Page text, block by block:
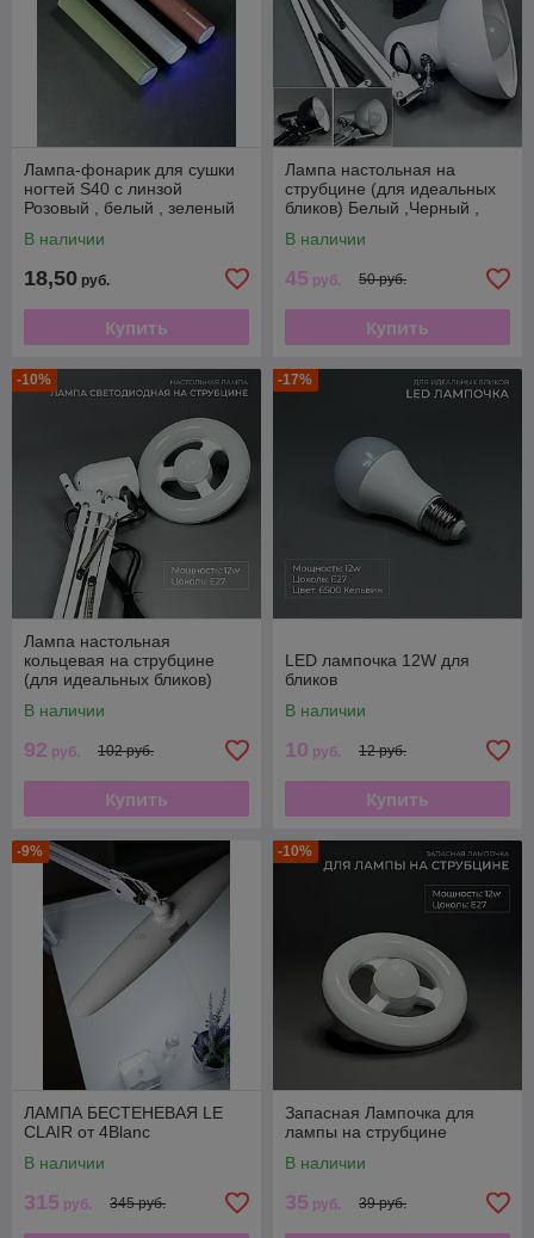
Лампа-фонарик для сушки
ногтей S40 с линзой
Розовый , белый , зеленый
В наличии
18,50 руб.
Купить
Лампа настольная на
струбцине (для идеальных
бликов) Белый ,Черный ,
В наличии
45 руб. 50 руб.
Купить
-10%
Лампа настольная
кольцевая на струбцине
(для идеальных бликов)
В наличии
92 руб. 102 руб.
Купить
-17%
LED лампочка 12W для
бликов
В наличии
10 руб. 12 руб.
Купить
-9%
ЛАМПА БЕСТЕНЕВАЯ LE
CLAIR от 4Blanc
В наличии
315 руб. 345 руб.
-10%
Запасная Лампочка для
лампы на струбцине
В наличии
35 руб. 39 руб.